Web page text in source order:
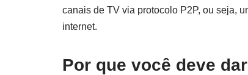
canais de TV via protocolo P2P, ou seja,
internet.
Por que você deve